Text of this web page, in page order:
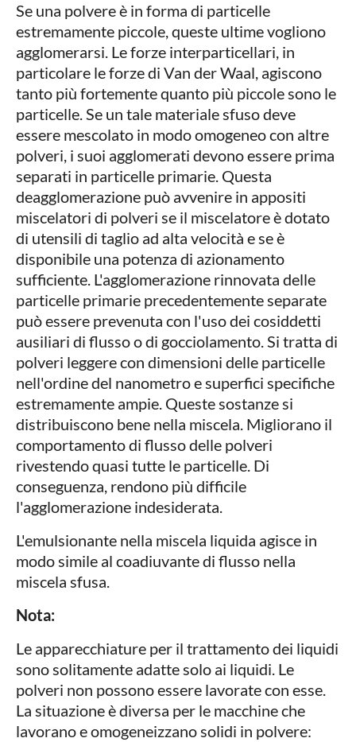
Se una polvere è in forma di particelle
estremamente piccole, queste ultime vogliono
agglomerarsi. Le forze interparticellari, in
particolare le forze di Van der Waal, agiscono
tanto più fortemente quanto più piccole sono le
particelle. Se un tale materiale sfuso deve
essere mescolato in modo omogeneo con altre
polveri, i suoi agglomerati devono essere prima
separati in particelle primarie. Questa
deagglomerazione può avvenire in appositi
miscelatori di polveri se il miscelatore è dotato
di utensili di taglio ad alta velocità e se è
disponibile una potenza di azionamento
sufficiente. L'agglomerazione rinnovata delle
particelle primarie precedentemente separate
può essere prevenuta con l'uso dei cosiddetti
ausiliari di flusso o di gocciolamento. Si tratta di
polveri leggere con dimensioni delle particelle
nell'ordine del nanometro e superfici specifiche
estremamente ampie. Queste sostanze si
distribuiscono bene nella miscela. Migliorano il
comportamento di flusso delle polveri
rivestendo quasi tutte le particelle. Di
conseguenza, rendono più difficile
l'agglomerazione indesiderata.
L'emulsionante nella miscela liquida agisce in
modo simile al coadiuvante di flusso nella
miscela sfusa.
Nota:
Le apparecchiature per il trattamento dei liquidi
sono solitamente adatte solo ai liquidi. Le
polveri non possono essere lavorate con esse.
La situazione è diversa per le macchine che
lavorano e omogeneizzano solidi in polvere: